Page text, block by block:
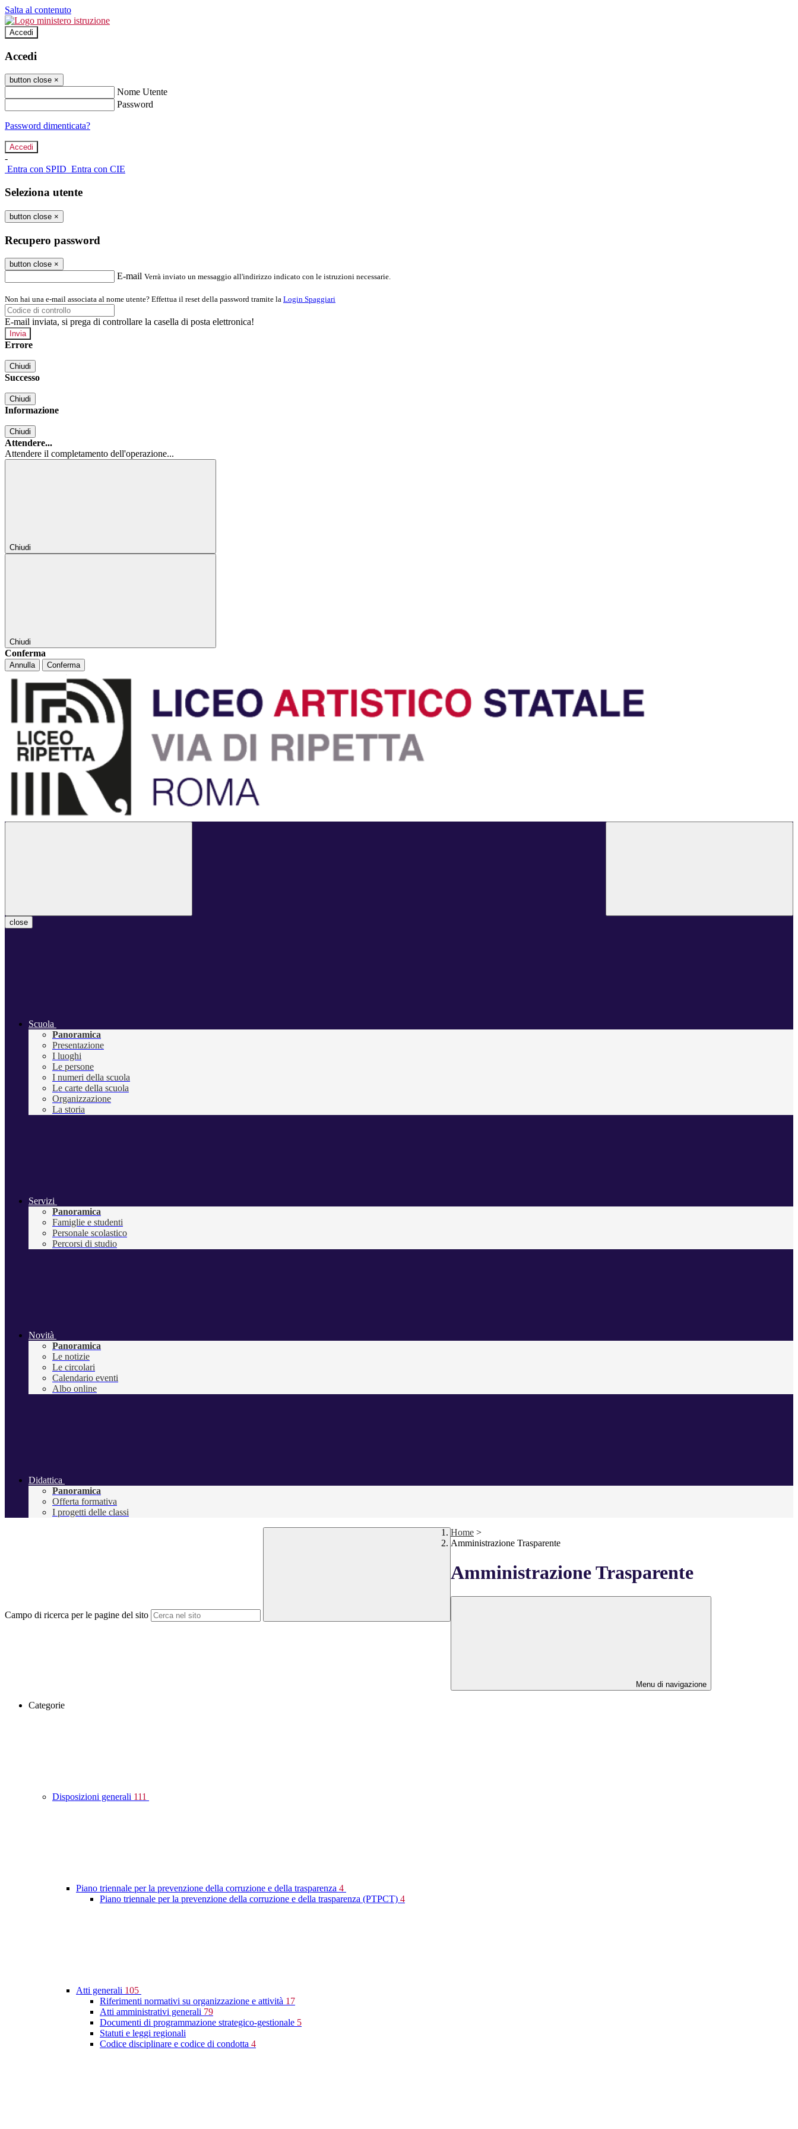
Salta al contenuto
Accedi
Accedi
button close ×
Nome Utente
Password
Password dimenticata?
-
Entra con SPID Entra con CIE
Seleziona utente
button close ×
Recupero password
button close ×
E-mail Verrà inviato un messaggio all'indirizzo indicato con le istruzioni necessarie.
Non hai una e-mail associata al nome utente? Effettua il reset della password tramite la Login Spaggiari
E-mail inviata, si prega di controllare la casella di posta elettronica!
Errore
Chiudi
Successo
Chiudi
Informazione
Chiudi
Attendere...
Attendere il completamento dell'operazione...
Chiudi
Chiudi
Conferma
Annulla Conferma
close
Scuola
Panoramica
Presentazione
I luoghi
Le persone
I numeri della scuola
Le carte della scuola
Organizzazione
La storia
Servizi
Panoramica
Famiglie e studenti
Personale scolastico
Percorsi di studio
Novità
Panoramica
Le notizie
Le circolari
Calendario eventi
Albo online
Didattica
Panoramica
Offerta formativa
I progetti delle classi
Campo di ricerca per le pagine del sito
Home >
Amministrazione Trasparente
Amministrazione Trasparente
Menu di navigazione
Categorie
Disposizioni generali 111
Piano triennale per la prevenzione della corruzione e della trasparenza 4
Piano triennale per la prevenzione della corruzione e della trasparenza (PTPCT) 4
Atti generali 105
Riferimenti normativi su organizzazione e attività 17
Atti amministrativi generali 79
Documenti di programmazione strategico-gestionale 5
Statuti e leggi regionali
Codice disciplinare e codice di condotta 4